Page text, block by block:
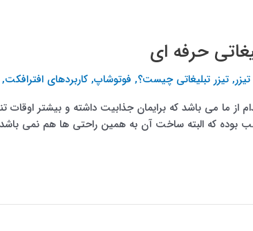
حرفه ای
تیزر, تیزر تبلیغاتی چیست؟, فوتوشاپ, کاربردهای افترافکت,
از ما می باشد که برایمان جذابیت داشته و بیشتر
بوده که البته ساخت آن به همین راحتی ها هم نمی­